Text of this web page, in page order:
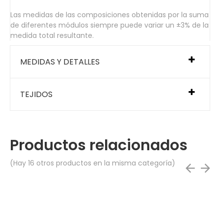
Las medidas de las composiciones obtenidas por la suma
de diferentes módulos siempre puede variar un ±3% de la
medida total resultante.
MEDIDAS Y DETALLES
TEJIDOS
Productos relacionados
(Hay 16 otros productos en la misma categoría)